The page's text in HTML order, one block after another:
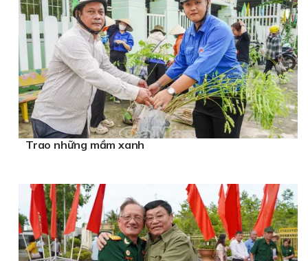
Trao những mầm xanh